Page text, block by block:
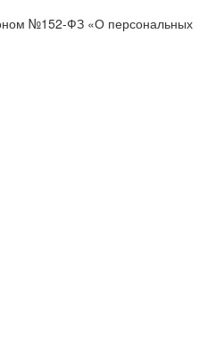
№152-ФЗ «О персональных